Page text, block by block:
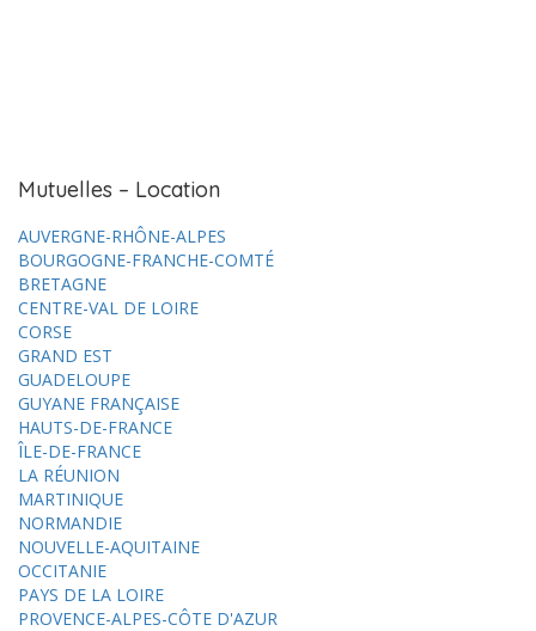
Mutuelles – Location
AUVERGNE-RHÔNE-ALPES
BOURGOGNE-FRANCHE-COMTÉ
BRETAGNE
CENTRE-VAL DE LOIRE
CORSE
GRAND EST
GUADELOUPE
GUYANE FRANÇAISE
HAUTS-DE-FRANCE
ÎLE-DE-FRANCE
LA RÉUNION
MARTINIQUE
NORMANDIE
NOUVELLE-AQUITAINE
OCCITANIE
PAYS DE LA LOIRE
PROVENCE-ALPES-CÔTE D'AZUR